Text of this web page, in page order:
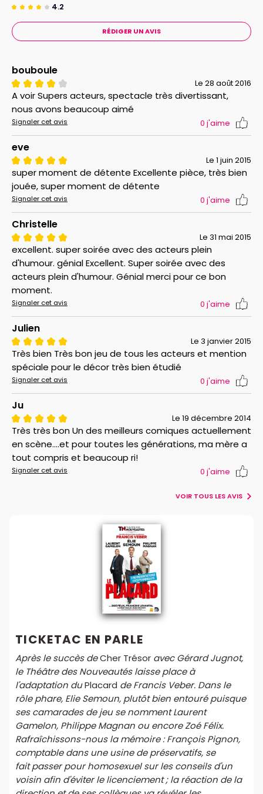
4.2
RÉDIGER UN AVIS
bouboule
Le 28 août 2016
A voir Supers acteurs, spectacle très divertissant,
nous avons beaucoup aimé
Signaler cet avis 0 j'aime
eve
Le 1 juin 2015
super moment de détente Excellente pièce, très bien
jouée, super moment de détente
Signaler cet avis 0 j'aime
Christelle
Le 31 mai 2015
excellent. super soirée avec des acteurs plein
d'humour. génial Excellent. Super soirée avec des
acteurs plein d'humour. Génial merci pour ce bon
moment.
Signaler cet avis 0 j'aime
Julien
Le 3 janvier 2015
Très bien Très bon jeu de tous les acteurs et mention
spéciale pour le décor très bien étudié
Signaler cet avis 0 j'aime
Ju
Le 19 décembre 2014
Très très bon Un des meilleurs comiques actuellement
en scène....et pour toutes les générations, ma mère a
tout compris et beaucoup ri!
Signaler cet avis 0 j'aime
VOIR TOUS LES AVIS
TICKETAC EN PARLE
Après le succès deCher Trésor avec Gérard Jugnot,
le Théâtre des Nouveautés laisse place à
l'adaptation duPlacard de Francis Veber. Dans le
rôle phare, Elie Semoun, plutôt bien entouré puisque
ses camarades de jeu se nomment Laurent
Gamelon, Philippe Magnan ou encore Zoé Félix.
Rafraîchissons-nous la mémoire : François Pignon,
comptable dans une usine de préservatifs, se
fait passer pour homosexuel sur les conseils d'un
voisin afin d'éviter le licenciement ; la réaction de la